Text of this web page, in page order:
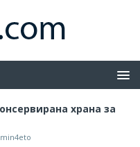
храна за